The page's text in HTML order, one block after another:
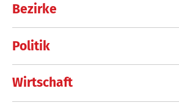
Bezirke
Politik
Wirtschaft